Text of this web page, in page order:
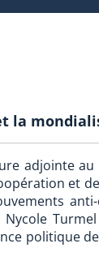
la
adjointe
et
politique de